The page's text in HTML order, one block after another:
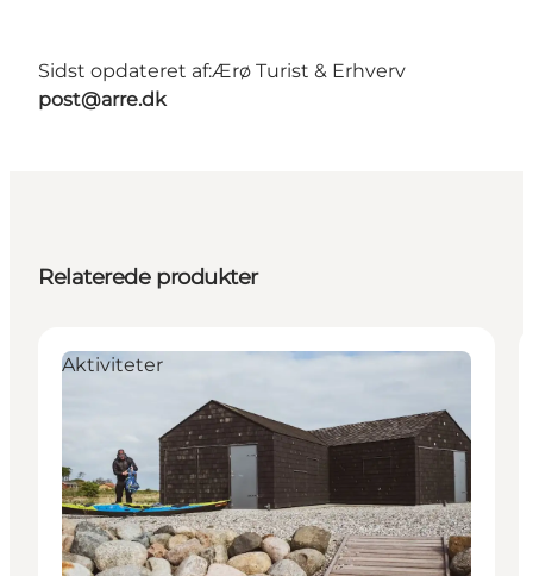
Sidst opdateret af:Ærø Turist & Erhverv
post@arre.dk
Relaterede produkter
Aktiviteter